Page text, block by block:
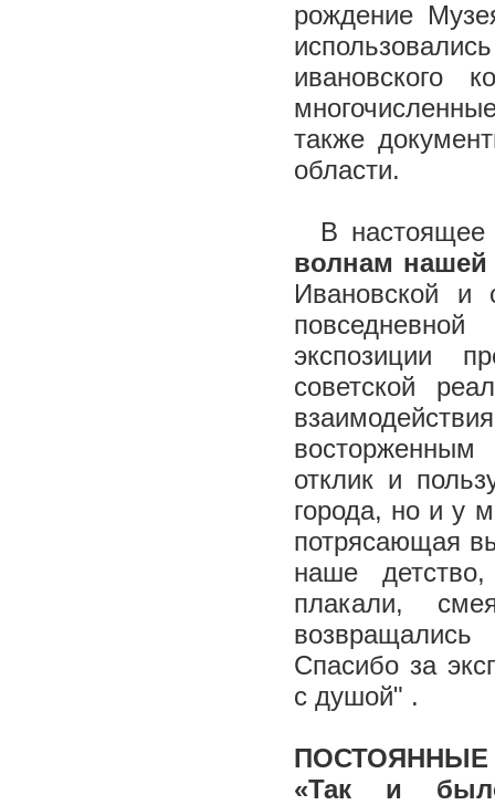
рождение
ивановского
также
области.
В
волнам нашей
Ивановской и
экспозиции
советской
восторженным
отклик и
города, но и у
потрясающая
наше
плакали,
Спасибо за
с душой" .
ПОСТОЯННЫЕ
«Так и